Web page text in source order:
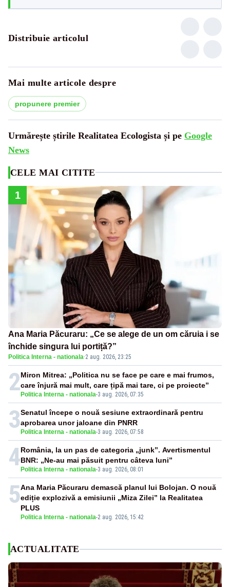
Distribuie articolul
Mai multe articole despre
propunere premier
Urmărește știrile Realitatea Ecologista și pe Google
News
CELE MAI CITITE
1
Ana Maria Păcuraru: „Ce se alege de un om căruia i se
închide singura lui portiță?”
Politica Interna - nationala·2 aug. 2026, 23:25
2 Politica Interna - nationala-3 aug. 2026, 07:35
Miron Mitrea: „Politica nu se face pe care e mai frumos,
care înjură mai mult, care țipă mai tare, ci pe proiecte”
3 Politica Interna - nationala-3 aug. 2026, 07:58
Senatul începe o nouă sesiune extraordinară pentru
aprobarea unor jaloane din PNRR
4 Politica Interna - nationala-3 aug. 2026, 08:01
România, la un pas de categoria „junk”. Avertismentul
BNR: „Ne-au mai păsuit pentru câteva luni”
5
Politica Interna - nationala-2 aug. 2026, 15:42
Ana Maria Păcuraru demască planul lui Bolojan. O nouă
ediție explozivă a emisiunii „Miza Zilei” la Realitatea
PLUS
ACTUALITATE